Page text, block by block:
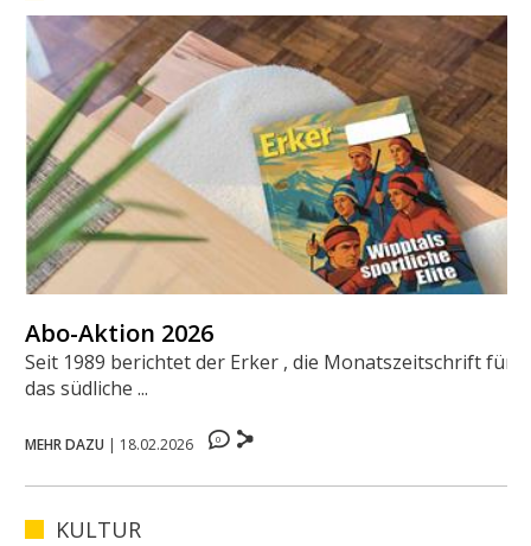
Abo-Aktion 2026
Seit 1989 berichtet der Erker , die Monatszeitschrift für
das südliche ...
MEHR DAZU | 18.02.2026 0
KULTUR